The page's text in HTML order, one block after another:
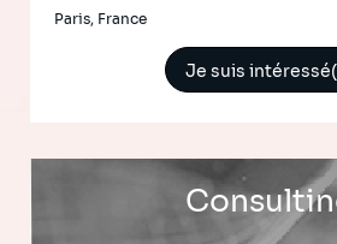
Paris, France
Je suis